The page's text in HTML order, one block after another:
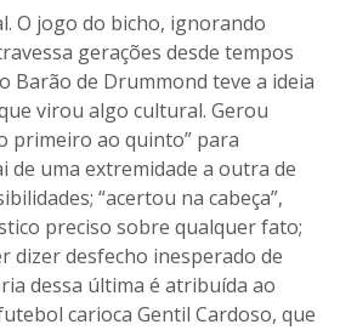
O jogo do bicho, ignorando
gerações desde tempos
Barão de Drummond teve a ideia
virou algo cultural. Gerou
primeiro ao quinto” para
de uma extremidade a outra de
“acertou na cabeça”,
preciso sobre qualquer fato;
dizer desfecho inesperado de
dessa última é atribuída ao
carioca Gentil Cardoso, que